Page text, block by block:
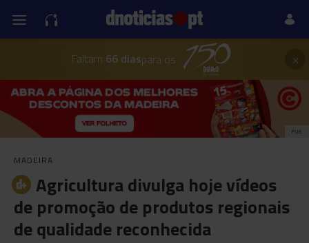
Faltam 66 diaspara os ×
PUB
MADEIRA
Agricultura divulga hoje vídeos
de promoção de produtos regionais
de qualidade reconhecida